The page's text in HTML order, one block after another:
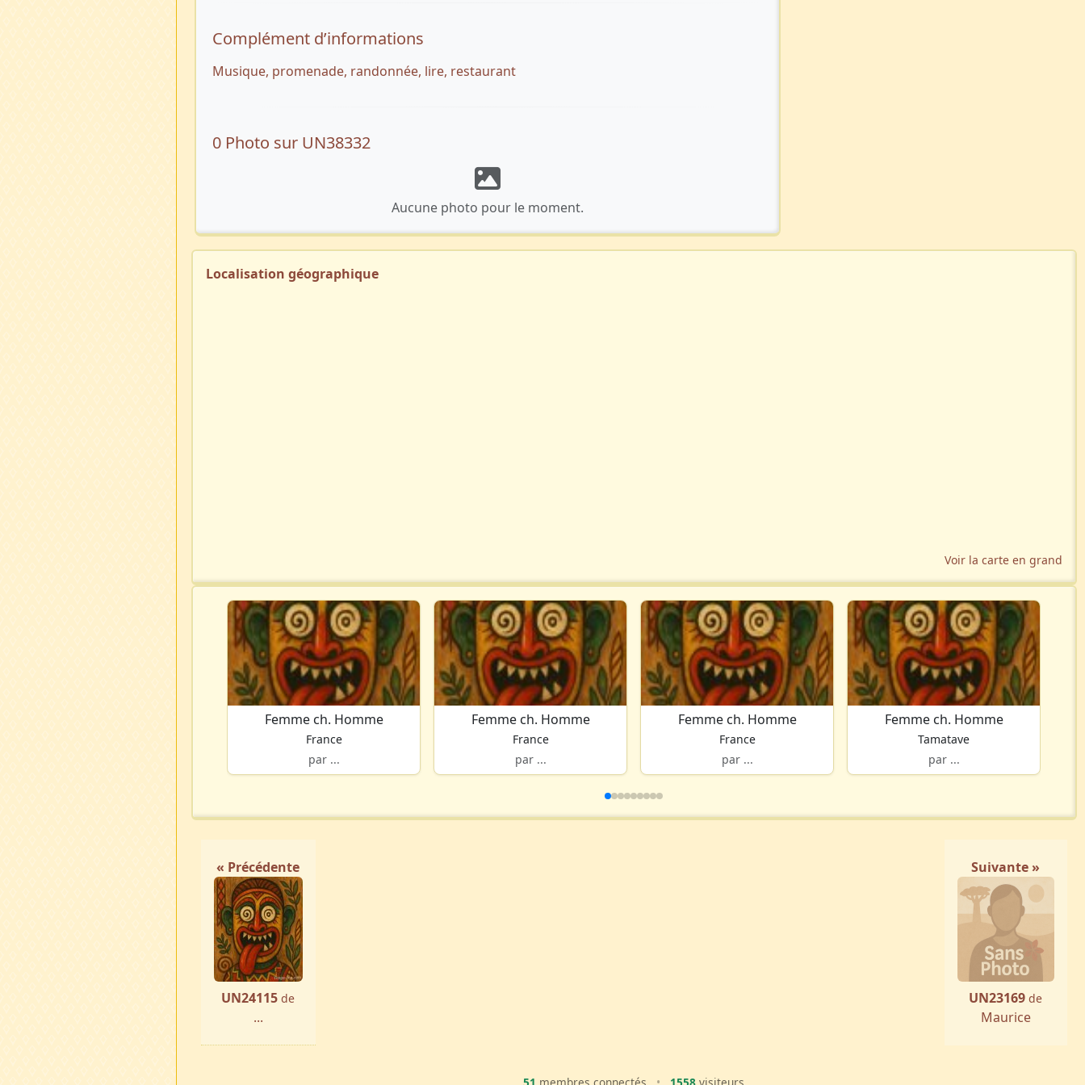
Complément d’informations
Musique, promenade, randonnée, lire, restaurant
0 Photo sur UN38332
Aucune photo pour le moment.
Localisation géographique
Voir la carte en grand
Femme ch. Homme
France
par ...
Femme ch. Homme
France
par ...
Femme ch. Homme
France
par ...
Femme ch. Homme
Tamatave
par ...
« Précédente
UN24115 de
...
Suivante »
UN23169 de
Maurice